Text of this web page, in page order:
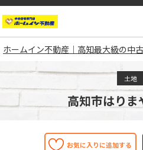
ホームイン不動産｜高知最大級の中
土地
高知市はりま
お気に入りに追加する